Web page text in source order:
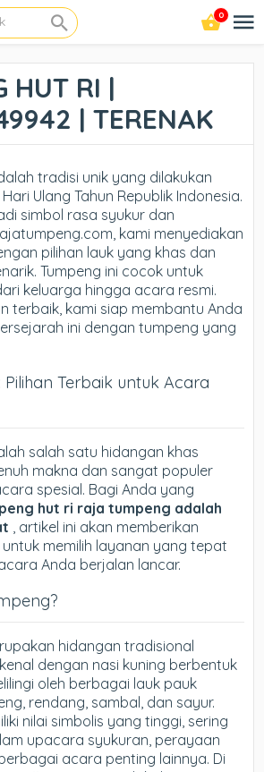
0
HUT RI |
| TERENAK
tradisi unik yang dilakukan
Ulang Tahun Republik Indonesia.
simbol rasa syukur dan
kami menyediakan
pilihan lauk yang khas dan
Tumpeng ini cocok untuk
keluarga hingga acara resmi.
terbaik, kami siap membantu Anda
ini dengan tumpeng yang
Terbaik untuk Acara
salah satu hidangan khas
makna dan sangat populer
spesial. Bagi Anda yang
hut ri raja tumpeng adalah
, artikel ini akan memberikan
memilih layanan yang tepat
Anda berjalan lancar.
hidangan tradisional
dengan nasi kuning berbentuk
oleh berbagai lauk pauk
rendang, sambal, dan sayur.
nilai simbolis yang tinggi, sering
upacara syukuran, perayaan
acara penting lainnya. Di